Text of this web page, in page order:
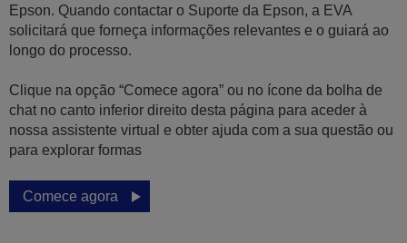
Epson. Quando contactar o Suporte da Epson, a EVA
solicitará que forneça informações relevantes e o guiará ao
longo do processo.
Clique na opção “Comece agora” ou no ícone da bolha de
chat no canto inferior direito desta página para aceder à
nossa assistente virtual e obter ajuda com a sua questão ou
para explorar formas
Comece agora